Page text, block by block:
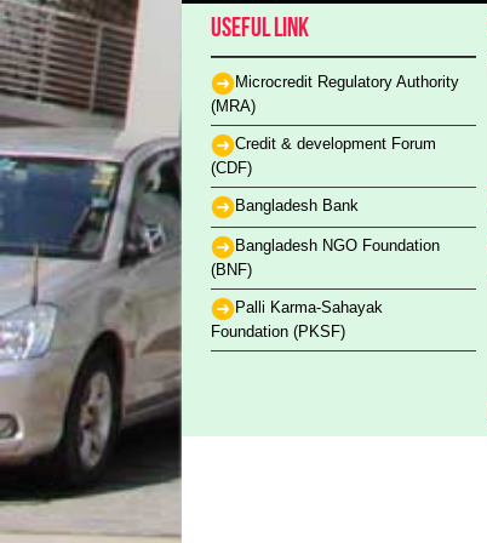
Useful Link
Microcredit Regulatory Authority
(MRA)
Credit & development Forum
(CDF)
Bangladesh Bank
Bangladesh NGO Foundation
(BNF)
Palli Karma-Sahayak
Foundation (PKSF)